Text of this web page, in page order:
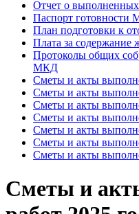
Отчет о
Паспорт готовности
План подготовки к
Плата за
Протоколы общих
МКД
Сметы и акты
Сметы и акты
Сметы и акты
Сметы и акты
Сметы и акты
Сметы и акты
Сметы и акты
Сметы и